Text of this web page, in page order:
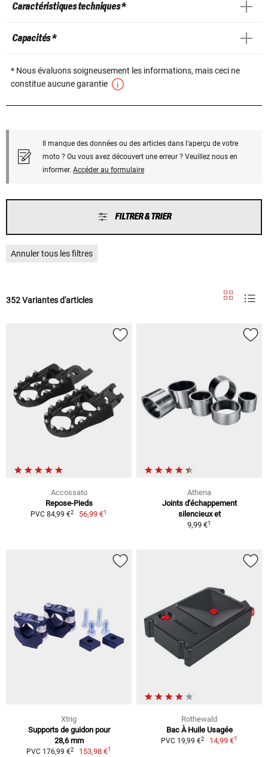
Caractéristiques techniques *
Capacités *
* Nous évaluons soigneusement les informations, mais ceci ne
constitue aucune garantie
Il manque des données ou des articles dans l'aperçu de votre
moto ? Ou vous avez découvert une erreur ? Veuillez nous en
informer. Accéder au formulaire
FILTRER & TRIER
Annuler tous les filtres
352 Variantes d'articles
Accossato
Repose-Pieds
PVC 84,99 €2 56,99 €1
Athena
Joints d'échappement
silencieux et
9,99 €1
Xtrig
Supports de guidon pour
28,6 mm
PVC 176,99 €2 153,98 €1
Rothewald
Bac À Huile Usagée
PVC 19,99 €2 14,99 €1